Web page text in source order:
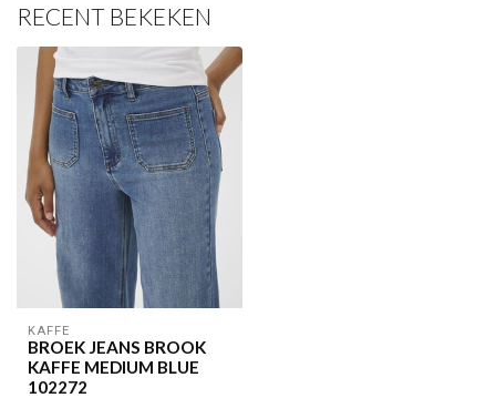
RECENT BEKEKEN
KAFFE
BROEK JEANS BROOK
KAFFE MEDIUM BLUE
102272
Je korting is geldig bij een minimale bestelwaarde van €45,00